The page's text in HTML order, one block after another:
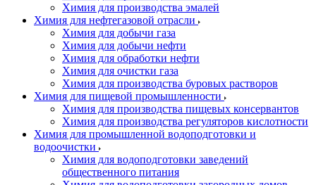
Химия для производства эмалей
Химия для нефтегазовой отрасли
Химия для добычи газа
Химия для добычи нефти
Химия для обработки нефти
Химия для очистки газа
Химия для производства буровых растворов
Химия для пищевой промышленности
Химия для производства пищевых консервантов
Химия для производства регуляторов кислотности
Химия для промышленной водоподготовки и
водоочистки
Химия для водоподготовки заведений
общественного питания